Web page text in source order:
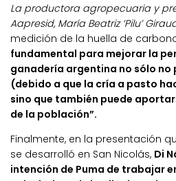
La productora agropecuaria y
Aapresid, María Beatriz ‘Pilu’
medición de la huella de
fundamental para mejorar la
ganadería argentina no sólo no
(debido a que la cría a pasto
sino que también puede
de la población”.
Finalmente, en la presentación
se desarrolló en San Nicolás, Di
intención de Puma de trabajar